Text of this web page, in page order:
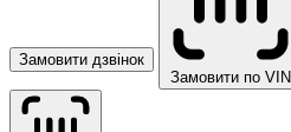
Замовити дзвінок
Замовити по VIN